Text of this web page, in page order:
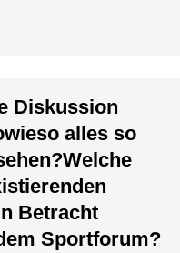
Diskussion
alles so
Betracht
Sportforum?